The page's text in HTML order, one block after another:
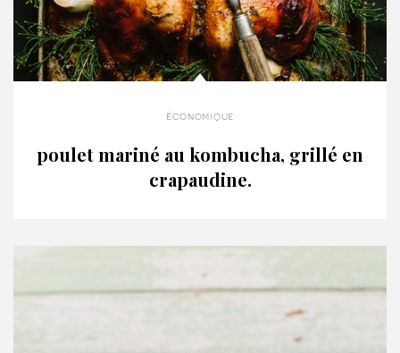
économique
poulet mariné au kombucha, grillé en
crapaudine.